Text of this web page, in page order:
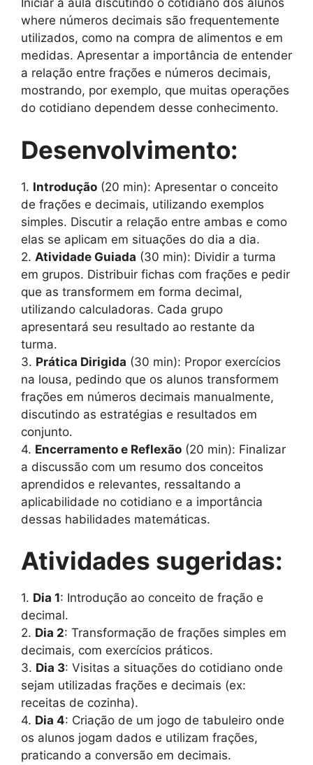
Iniciar a aula discutindo o cotidiano dos alunos
where números decimais são frequentemente
utilizados, como na compra de alimentos e em
medidas. Apresentar a importância de entender
a relação entre frações e números decimais,
mostrando, por exemplo, que muitas operações
do cotidiano dependem desse conhecimento.
Desenvolvimento:
1. Introdução (20 min): Apresentar o conceito
de frações e decimais, utilizando exemplos
simples. Discutir a relação entre ambas e como
elas se aplicam em situações do dia a dia.
2. Atividade Guiada (30 min): Dividir a turma
em grupos. Distribuir fichas com frações e pedir
que as transformem em forma decimal,
utilizando calculadoras. Cada grupo
apresentará seu resultado ao restante da
turma.
3. Prática Dirigida (30 min): Propor exercícios
na lousa, pedindo que os alunos transformem
frações em números decimais manualmente,
discutindo as estratégias e resultados em
conjunto.
4. Encerramento e Reflexão (20 min): Finalizar
a discussão com um resumo dos conceitos
aprendidos e relevantes, ressaltando a
aplicabilidade no cotidiano e a importância
dessas habilidades matemáticas.
Atividades sugeridas:
1. Dia 1: Introdução ao conceito de fração e
decimal.
2. Dia 2: Transformação de frações simples em
decimais, com exercícios práticos.
3. Dia 3: Visitas a situações do cotidiano onde
sejam utilizadas frações e decimais (ex:
receitas de cozinha).
4. Dia 4: Criação de um jogo de tabuleiro onde
os alunos jogam dados e utilizam frações,
praticando a conversão em decimais.